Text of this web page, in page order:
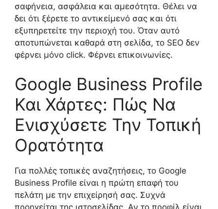
σαφήνεια, ασφάλεια και αμεσότητα. Θέλει να
δει ότι ξέρετε το αντικείμενό σας και ότι
εξυπηρετείτε την περιοχή του. Όταν αυτό
αποτυπώνεται καθαρά στη σελίδα, το SEO δεν
φέρνει μόνο click. Φέρνει επικοινωνίες.
Google Business Profile
Και Χάρτες: Πώς Να
Ενισχύσετε Την Τοπική
Ορατότητα
Για πολλές τοπικές αναζητήσεις, το Google
Business Profile είναι η πρώτη επαφή του
πελάτη με την επιχείρησή σας. Συχνά
προηγείται της ιστοσελίδας. Αν το προφίλ είναι